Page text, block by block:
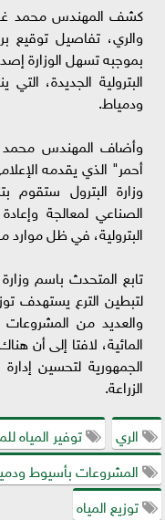
كشف المهندس محمد
والري، تفاصيل توقيع
بموجبه تسهل الوزارة
البترولية الجديدة،
ودمياط.
وأضاف المهندس محمد
أحمر" الذي يقدمه
وزارة البترول ستقوم
الصناعي لمعالجة
البترولية، في ظل موارد
تابع المتحدث باسم
لتبطين الترع يستهدف
والعديد من
المائية، لافتا إلى
الجمهورية لتحسين إدارة
الزراعة.
الري
توفير المياه
المشروعات بأسيوط
توزيع المياه